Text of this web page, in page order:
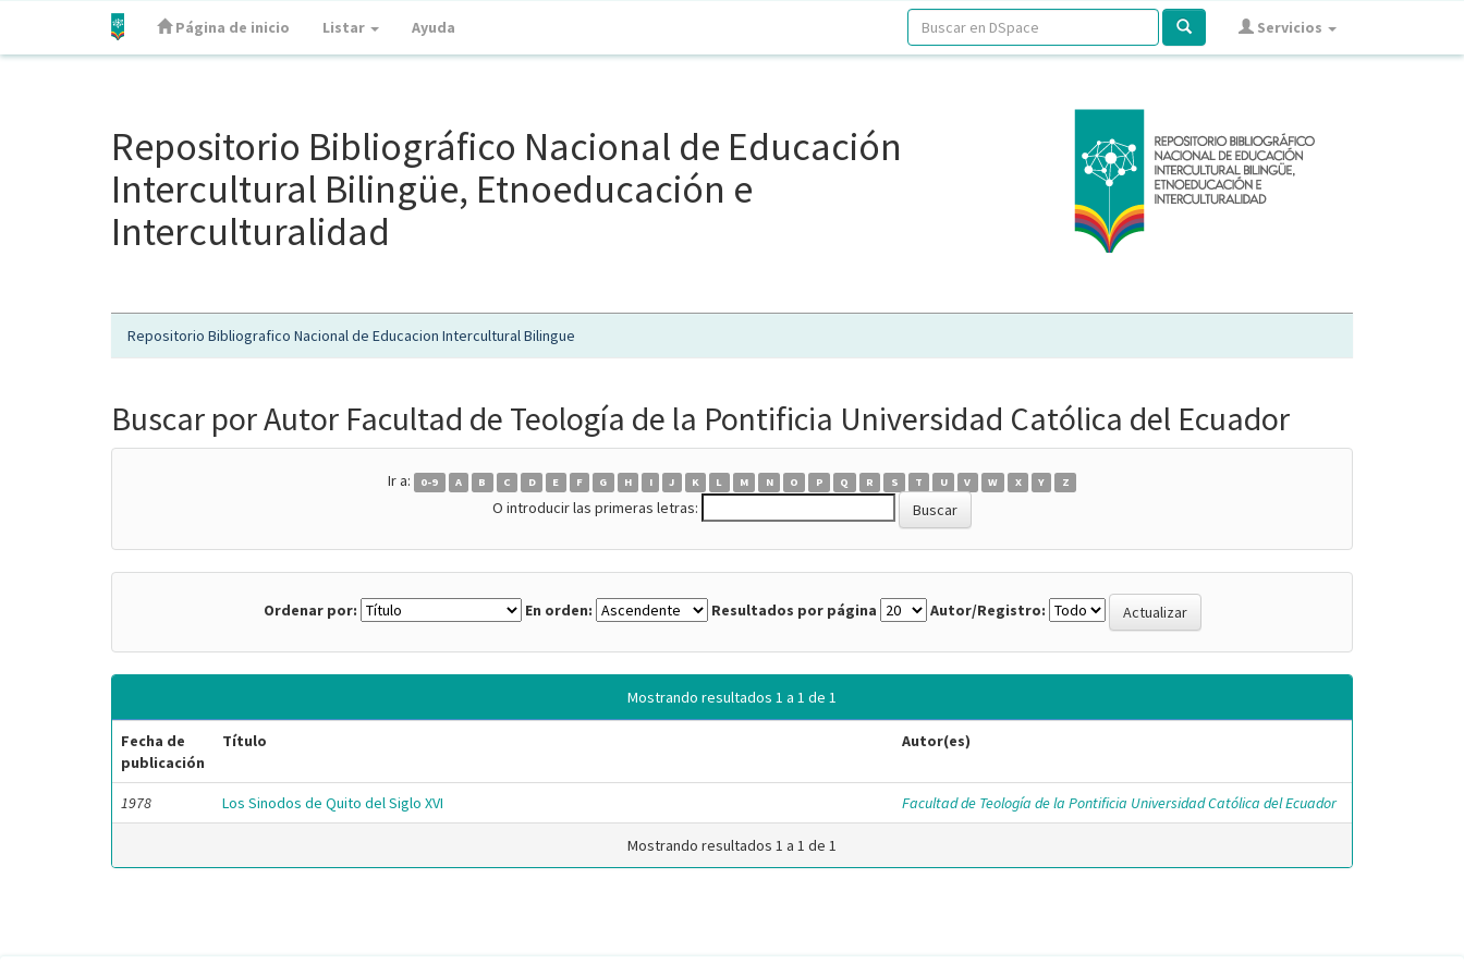
Página de inicio Listar Ayuda Servicios
Repositorio Bibliográfico Nacional de Educación
Intercultural Bilingüe, Etnoeducación e
Interculturalidad
Repositorio Bibliografico Nacional de Educacion Intercultural Bilingue
Buscar por Autor Facultad de Teología de la Pontificia Universidad Católica del Ecuador
Ir a: 0-9 A B C D E F G H I J K L M N O P Q R S T U V W X Y Z
O introducir las primeras letras:
Ordenar por: En orden: Resultados por página Autor/Registro:
Mostrando resultados 1 a 1 de 1
Fecha de
publicación
Título Autor(es)
1978 Los Sinodos de Quito del Siglo XVI Facultad de Teología de la Pontificia Universidad Católica del Ecuador
Mostrando resultados 1 a 1 de 1